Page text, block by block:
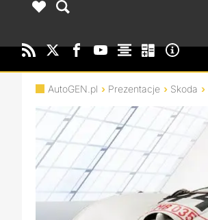
AutoGEN.pl Prezentacje Skoda